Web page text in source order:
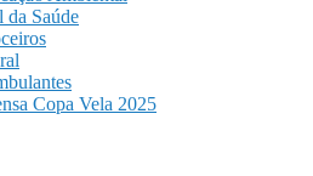
Saúde
Copa Vela 2025